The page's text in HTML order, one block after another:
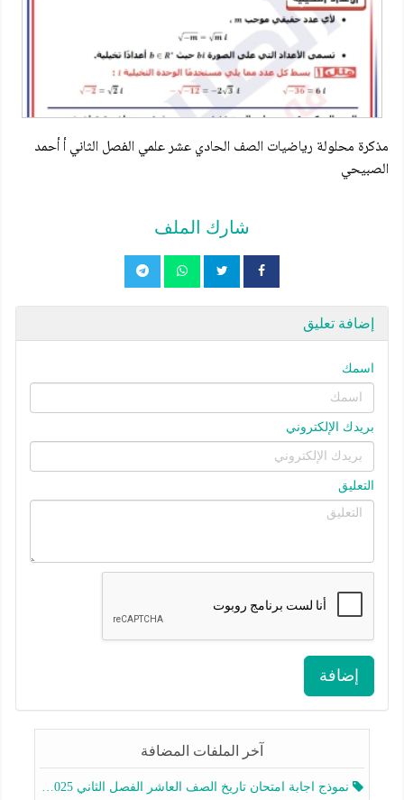
مذكرة محلولة رياضيات الصف الحادي عشر علمي الفصل الثاني أ أحمد
الصبيحي
شارك الملف
إضافة تعليق
اسمك
بريدك الإلكتروني
التعليق
إضافة
آخر الملفات المضافة
نموذج اجابة امتحان تاريخ الصف العاشر الفصل الثاني 2025-2026